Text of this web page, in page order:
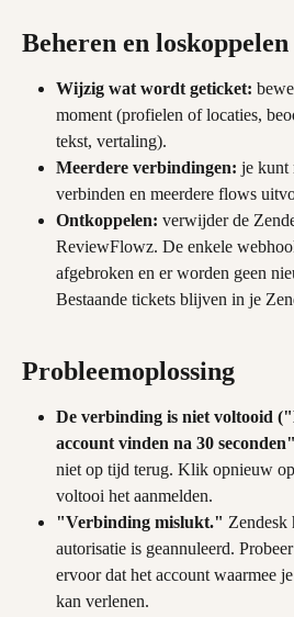
Beheren en loskoppelen
Wijzig wat wordt geticket:
moment (profielen of locaties,
tekst, vertaling).
Meerdere verbindingen: je kunt
verbinden en meerdere flows
Ontkoppelen: verwijder de
ReviewFlowz. De enkele
afgebroken en er worden geen
Bestaande tickets blijven in je
Probleemoplossing
De verbinding is niet voltooid
account vinden na 30
niet op tijd terug. Klik opnieuw
voltooi het aanmelden.
"Verbinding mislukt." Zendesk
autorisatie is geannuleerd.
ervoor dat het account waarmee
kan verlenen.